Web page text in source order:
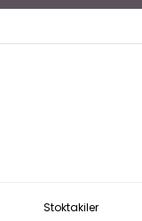
Stoktakiler